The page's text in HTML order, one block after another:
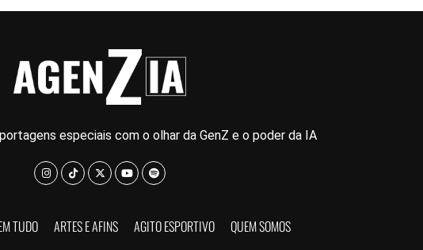
especiais com o olhar da GenZ e o poder da IA
TUDO ARTES E AFINS AGITO ESPORTIVO QUEM SOMOS